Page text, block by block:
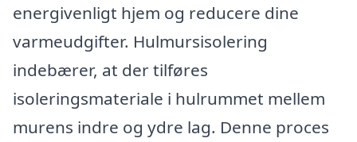
energivenligt hjem og reducere dine
varmeudgifter. Hulmursisolering
indebærer, at der tilføres
isoleringsmateriale i hulrummet mellem
murens indre og ydre lag. Denne proces